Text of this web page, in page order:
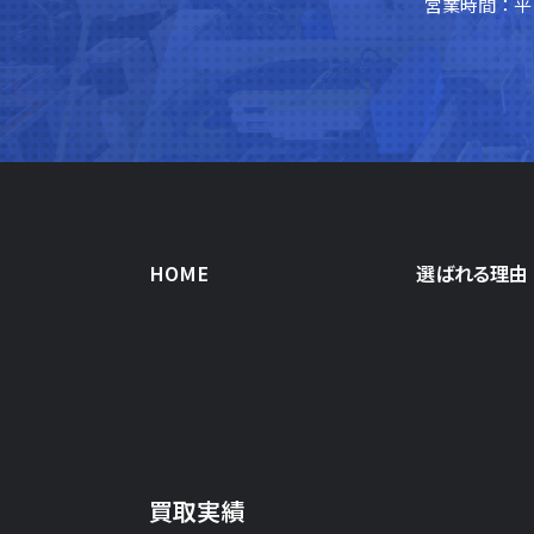
HOME 選ばれる理由
買取実績